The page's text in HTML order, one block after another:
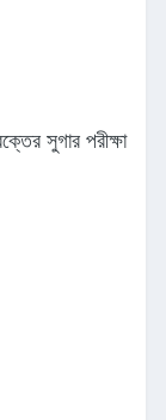
সুগার পরীক্ষা